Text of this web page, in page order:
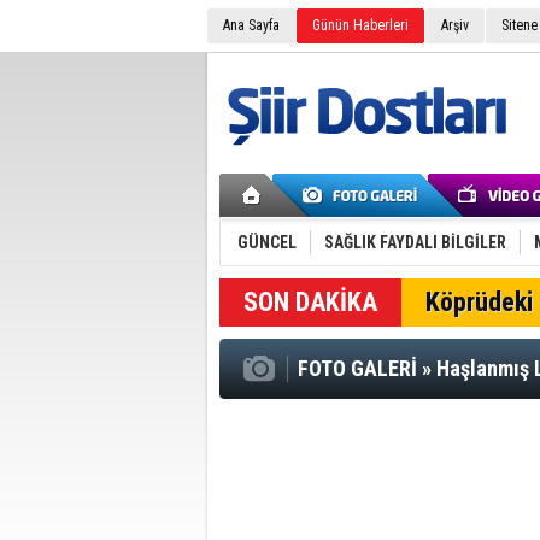
Ana Sayfa Günün Haberleri Arşiv
GÜNCEL SAĞLIK FAYDALI BİLGİLER
SON DAKİKA Köprüdeki
FOTO GALERİ »